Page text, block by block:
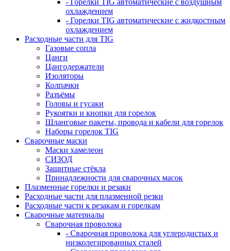
- Горелки TIG автоматические с воздушным
охлаждением
- Горелки TIG автоматические с жидкостным
охлаждением
Расходные части для TIG
Газовые сопла
Цанги
Цангодержатели
Изоляторы
Колпачки
Разъёмы
Головы и гусаки
Рукоятки и кнопки для горелок
Шланговые пакеты, провода и кабели для горелок
Наборы горелок TIG
Сварочные маски
Маски хамелеон
СИЗОД
Защитные стёкла
Принадлежности для сварочных масок
Плазменные горелки и резаки
Расходные части для плазменной резки
Расходные части к резакам и горелкам
Сварочные материалы
Сварочная проволока
- Сварочная проволока для углеродистых и
низколегированных сталей